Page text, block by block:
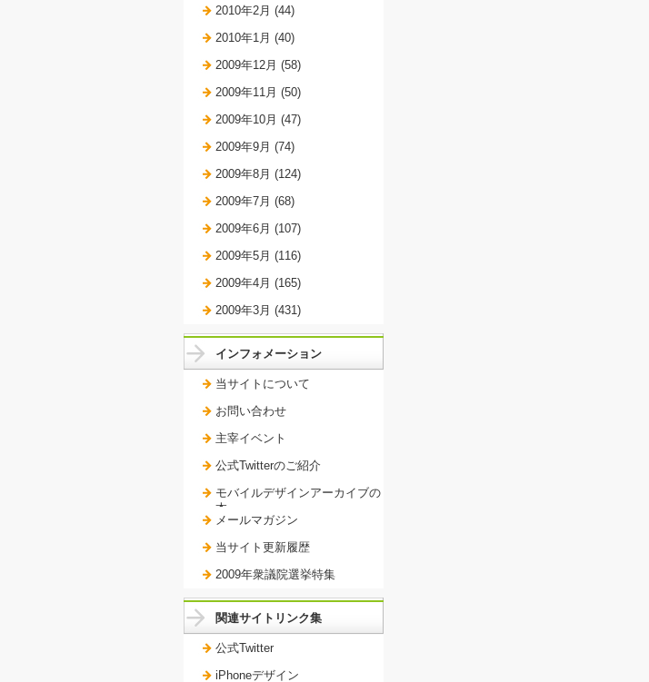
2010年2月 (44)
2010年1月 (40)
2009年12月 (58)
2009年11月 (50)
2009年10月 (47)
2009年9月 (74)
2009年8月 (124)
2009年7月 (68)
2009年6月 (107)
2009年5月 (116)
2009年4月 (165)
2009年3月 (431)
インフォメーション
当サイトについて
お問い合わせ
主宰イベント
公式Twitterのご紹介
モバイルデザインアーカイブの
本。
メールマガジン
当サイト更新履歴
2009年衆議院選挙特集
関連サイトリンク集
公式Twitter
iPhoneデザイン